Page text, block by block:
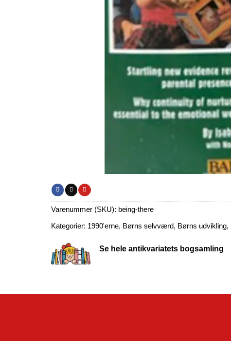
Varenummer (SKU): being-there
Kategorier: 1990'erne, Børns selvværd, Børns udvikling,
Se hele antikvariatets bogsamling